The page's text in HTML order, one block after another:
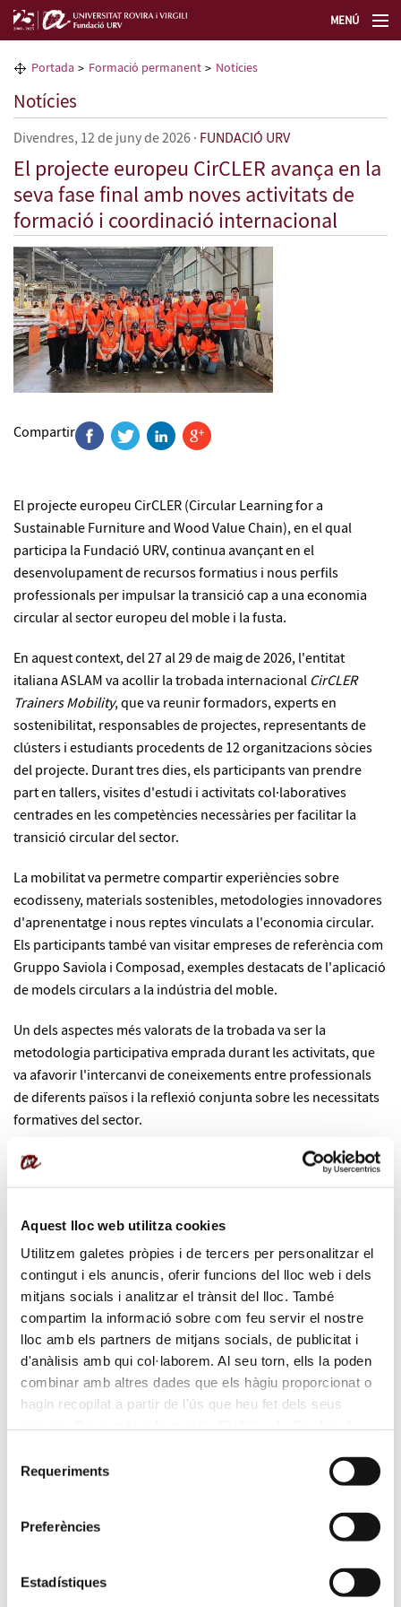
Aquest lloc web utilitza cookies
Utilitzem galetes pròpies i de tercers per personalitzar el
contingut i els anuncis, oferir funcions del lloc web i dels
mitjans socials i analitzar el trànsit del lloc. També
compartim la informació sobre com feu servir el nostre
lloc amb els partners de mitjans socials, de publicitat i
d'anàlisis amb qui col·laborem. Al seu torn, ells la poden
combinar amb altres dades que els hàgiu proporcionat o
hagin recopilat a partir de l'ús que heu fet dels seus
Requeriments
Preferències
Estadístiques
MENÚ
La Fundació URV
Formació permanent
Transferència de tecnologia
Seleccioneu idioma
Portada Formació permanent Notícies
Notícies
Divendres, 12 de juny de 2026· FUNDACIÓ URV
El projecte europeu CirCLER avança en la
seva fase final amb noves activitats de
formació i coordinació internacional
Compartir
El projecte europeu CirCLER (Circular Learning for a
Sustainable Furniture and Wood Value Chain), en el qual
participa la Fundació URV, continua avançant en el
desenvolupament de recursos formatius i nous perfils
professionals per impulsar la transició cap a una economia
circular al sector europeu del moble i la fusta.
En aquest context, del 27 al 29 de maig de 2026, l'entitat
italiana ASLAM va acollir la trobada internacional CirCLER
Trainers Mobility, que va reunir formadors, experts en
sostenibilitat, responsables de projectes, representants de
clústers i estudiants procedents de 12 organitzacions sòcies
del projecte. Durant tres dies, els participants van prendre
part en tallers, visites d'estudi i activitats col·laboratives
centrades en les competències necessàries per facilitar la
transició circular del sector.
La mobilitat va permetre compartir experiències sobre
ecodisseny, materials sostenibles, metodologies innovadores
d'aprenentatge i nous reptes vinculats a l'economia circular.
Els participants també van visitar empreses de referència com
Gruppo Saviola i Composad, exemples destacats de l'aplicació
de models circulars a la indústria del moble.
Un dels aspectes més valorats de la trobada va ser la
metodologia participativa emprada durant les activitats, que
va afavorir l'intercanvi de coneixements entre professionals
de diferents països i la reflexió conjunta sobre les necessitats
formatives del sector.
Sisena reunió del consorci europeu
Pocs dies després, el consorci de CirCLER va celebrar la seva
participació de representants de totes les organitzacions
sòcies. La trobada va servir per revisar els avenços assolits i
coordinar les accions previstes per a la fase final del projecte.
Durant la reunió es va confirmar que el calendari de treball
avança segons el previst, amb especial atenció a les activitats
de difusió i explotació dels resultats, així com a la finalització
del currículum formatiu, els materials d'aprenentatge i la
plataforma digital del projecte.
alCirCLER Training Toolkit
a partir dels comentaris rebuts
destaquen una navegació més intuïtiva, eines interactives més
accessibles, una millor orientació sobre els nivells formatius i